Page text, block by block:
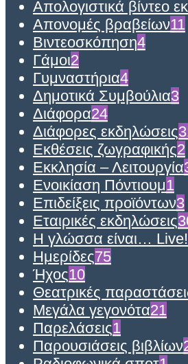
Απολογιστικά βίντεο
Απονομές βραβείων11
Βιντεοσκόπηση4
Γάμοι2
Γυμναστήρια4
Δημοτικά Συμβούλια3
Διάφορα24
Διάφορες εκδηλώσεις
Εκθέσεις ζωγραφικής2
Εκκλησία – Λειτουργία
Ενοικίαση Πόντιουμ1
Επιδείξεις προϊόντων3
Εταιρικές εκδηλώσεις
Η γλώσσα είναι… Live!
Ημερίδες75
Ήχος10
Θεατρικές
Μεγάλα γεγονότα21
Παρελάσεις1
Παρουσιάσεις βιβλίων